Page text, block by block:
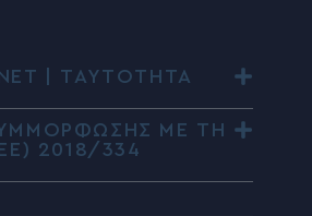
| ΤΑΥΤΟΤΗΤΑ
ΜΕ ΤΗ
2018/334